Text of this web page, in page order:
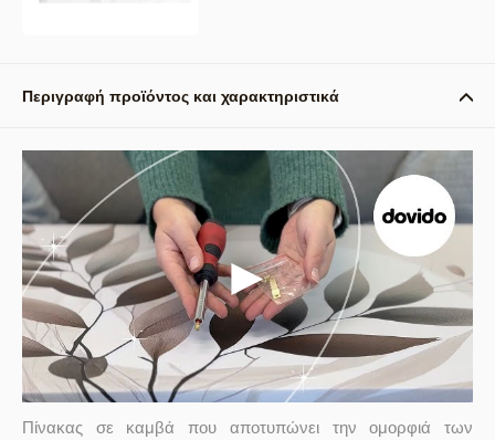
Περιγραφή προϊόντος και χαρακτηριστικά
Πίνακας σε καμβά που αποτυπώνει την ομορφιά των